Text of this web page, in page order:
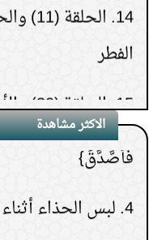
الفطر
15. الحلقة (30) والأخيرة- تنبيهات حول الدعاء
الاكثر مشاهدة
3. لماذا خص
فَأَصَّدَّقَ}
4. لبس الحذاء
5. هل الجن